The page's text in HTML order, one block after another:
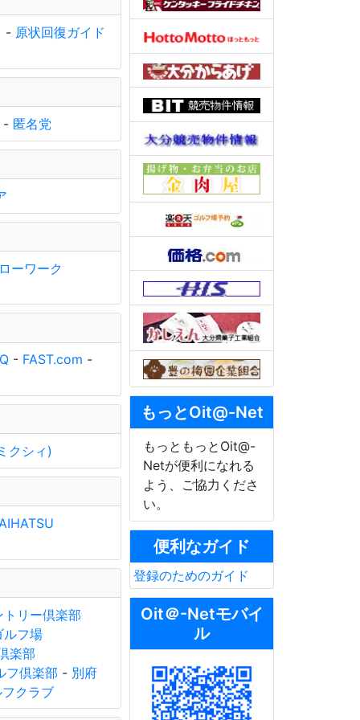
- 原状回復ガイド
- 匿名党
ーワーク
- FAST.com -
クシィ)
リー倶楽部
ルフ場
楽部
フ倶楽部 - 別府
クラブ
もっとOit@-Net
もっともっとOit@-
Netが便利になれる
よう、ご協力くださ
い。
便利なガイド
登録のためのガイド
Oit＠-Netモバイ
ル